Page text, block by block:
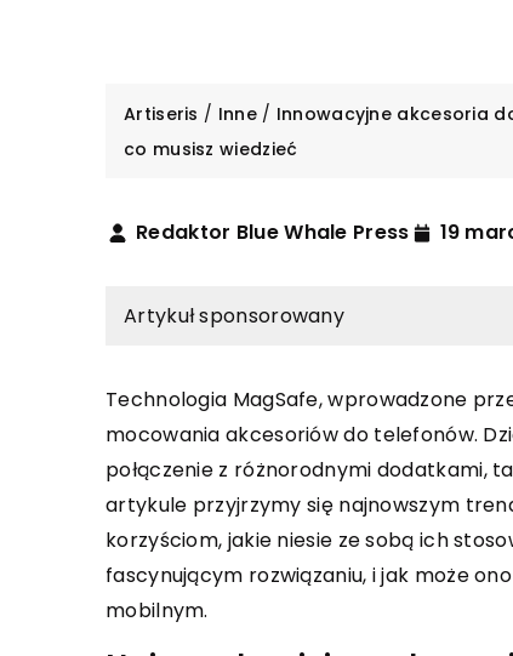
Artiseris / Inne/ Innowacyjne akcesoria
co musisz wiedzieć
Redaktor Blue Whale Press 19
Artykuł sponsorowany
Technologia MagSafe, wprowadzone
mocowania akcesoriów do telefonów.
połączenie z różnorodnymi dodatkami,
artykule przyjrzymy się najnowszym
korzyściom, jakie niesie ze sobą ich
fascynującym rozwiązaniu, i jak może
mobilnym.
11 października 2023
Jak wybrać odpowiednie komponenty
do swojego komputera – poradnik dla
początkujących
6